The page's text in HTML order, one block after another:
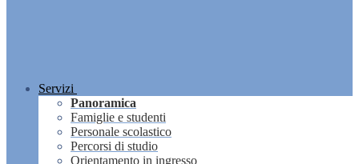
Servizi
Panoramica
Famiglie e studenti
Personale scolastico
Percorsi di studio
Orientamento in ingresso